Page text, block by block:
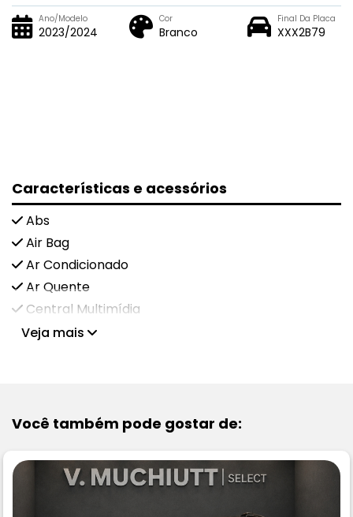
Ano/Modelo
2023/2024
Cor
Branco
Final Da Placa
XXX2B79
Características e acessórios
Abs
Air Bag
Ar Condicionado
Ar Quente
Central Multimídia
Veja mais
Você também pode gostar de: